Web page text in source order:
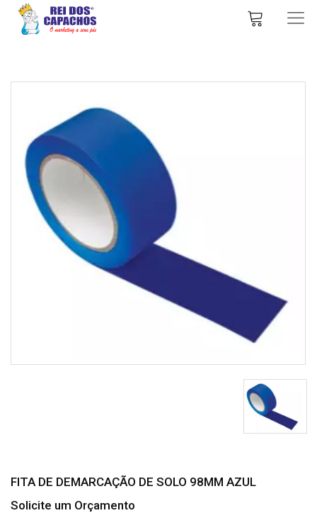
FITA DE DEMARCAÇÃO DE SOLO 98MM AZUL
Solicite um Orçamento